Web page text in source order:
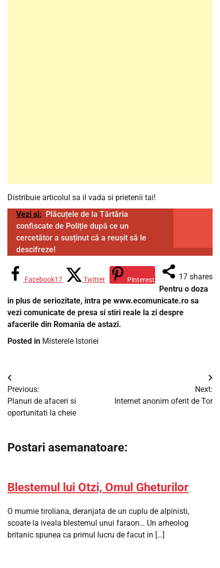
Distribuie articolul sa il vada si prietenii tai!
Vezi si: Plăcuțele de la Tărtăria
confiscate de Poliție după ce un
cercetător a susținut că a reușit să le
descifreze!
17 shares
Facebook17 Twitter Pinterest
Pentru o doza
in plus de seriozitate, intra pe www.ecomunicate.ro sa
vezi comunicate de presa si stiri reale la zi despre
afacerile din Romania de astazi.
Posted in Misterele Istoriei
Navigare
în
articole
Previous:
Planuri de afaceri si
oportunitati la cheie
Next:
Internet anonim oferit de Tor
Postari asemanatoare:
Blestemul lui Otzi, Omul Gheturilor
O mumie tiroliana, deranjata de un cuplu de alpinisti,
scoate la iveala blestemul unui faraon… Un arheolog
britanic spunea ca primul lucru de facut in […]